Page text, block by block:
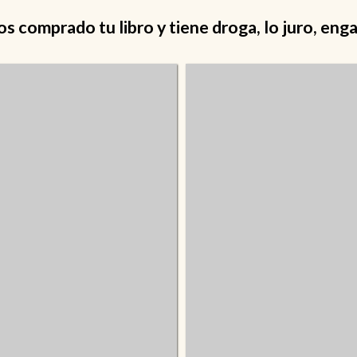
comprado tu libro y tiene droga, lo juro,